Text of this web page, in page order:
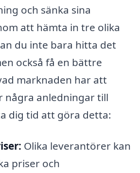
och sänka sina
att hämta in tre olika
du inte bara hitta det
också få en bättre
marknaden har att
några anledningar till
dig tid att göra detta:
Olika leverantörer kan
priser och